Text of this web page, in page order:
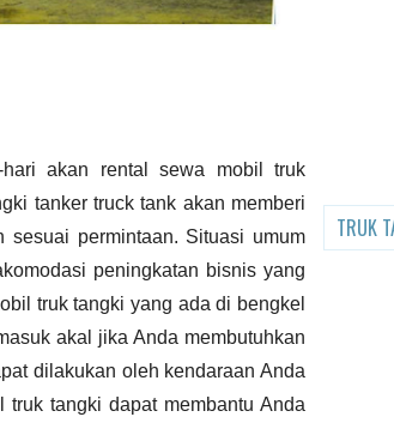
akan rentalsewa mobil truk
tanker truck tank akan memberi
sesuai permintaan. Situasi umum
peningkatan bisnis yang
truk tangki yang ada di bengkel
akal jika Anda membutuhkan
dilakukan oleh kendaraan Anda
tangki dapat membantu Anda
TRUK